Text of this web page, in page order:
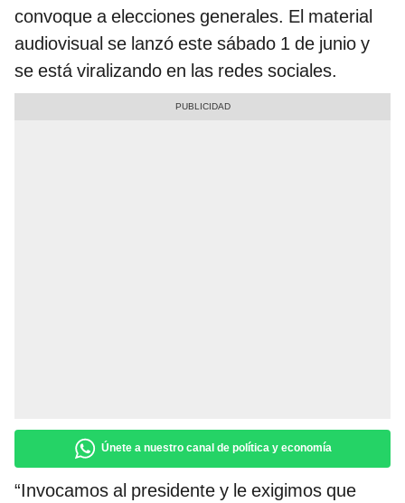
convoque a elecciones generales. El material
audiovisual se lanzó este sábado 1 de junio y
se está viralizando en las redes sociales.
Únete a nuestro canal de política y economía
“Invocamos al presidente y le exigimos que